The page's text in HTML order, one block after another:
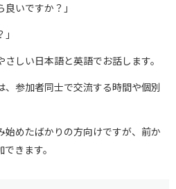
良いですか？」
しい日本語と英語でお話します。
、参加者同士で交流する時間や個別
始めたばかりの方向けですが、前か
きます。